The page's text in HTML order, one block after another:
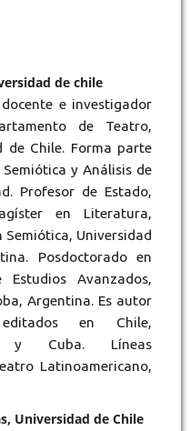
de chile
e investigador
de Teatro,
de Chile. Forma parte
y Análisis de
Profesor de Estado,
en Literatura,
Semiótica, Universidad
Posdoctorado en
Estudios Avanzados,
Argentina. Es autor
en Chile,
y Cuba. Líneas
Latinoamericano,
Universidad de Chile